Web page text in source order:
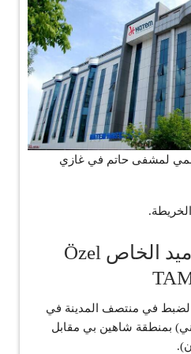
لمشفى حاتم في غازي
4- مستشفى تام-ميد الخاص Özel
في منتصف المدينة في
بمنطقة شاهين بي مقابل